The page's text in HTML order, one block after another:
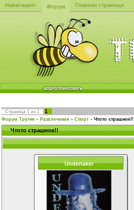
Навигация: Форум Главная страница
Страница 1 из 1 1
Форум Трутня » Развлечения » Спорт » Чтото страшное!!
Чтото страшное!!
Undertaker